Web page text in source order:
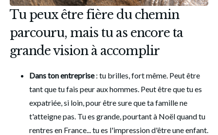
Tu peux être fière du chemin
parcouru, mais tu as encore ta
grande vision à accomplir
Dans ton entreprise : tu brilles, fort même. Peut être
tant que tu fais peur aux hommes. Peut être que tu es
expatriée, si loin, pour être sure que ta famille ne
t'atteigne pas. Tu es grande, pourtant à Noël quand tu
rentres en France... tu es l'impression d'être une enfant.